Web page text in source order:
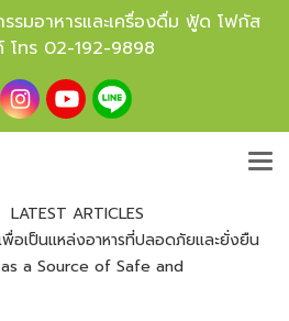
รมอาหารและเครื่องดื่ม ฟู้ด โฟกัส
โทร 02-192-9898
LATEST ARTICLES
อเป็นแหล่งอาหารที่ปลอดภัยและยั่งยืน
a Source of Safe and